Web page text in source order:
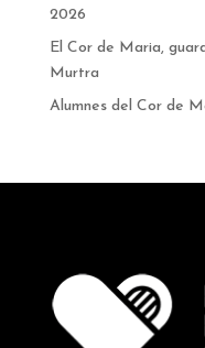
2026
El Cor de Maria,
Murtra
Alumnes del Cor de